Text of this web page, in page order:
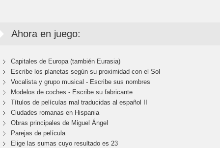
Ahora en juego:
Capitales de Europa (también Eurasia)
Escribe los planetas según su proximidad con el Sol
Vocalista y grupo musical - Escribe sus nombres
Modelos de coches - Escribe su fabricante
Títulos de películas mal traducidas al español II
Ciudades romanas en Hispania
Obras principales de Miguel Ángel
Parejas de película
Elige las sumas cuyo resultado es 23